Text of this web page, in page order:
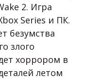
2. Игра
Series и ПК.
безумства
злого
хоррором в
летом